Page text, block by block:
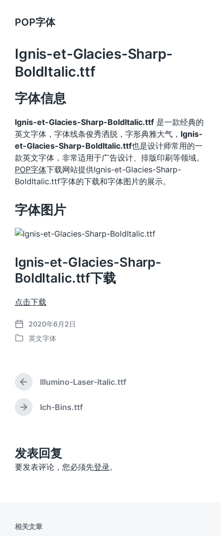
POP字体
Ignis-et-Glacies-Sharp-
BoldItalic.ttf
字体信息
Ignis-et-Glacies-Sharp-BoldItalic.ttf 是一款经典的
英文字体，字体线条俊秀洒脱，字形典雅大气， Ignis-
et-Glacies-Sharp-BoldItalic.ttf也是设计师常用的一
款英文字体，非常适用于广告设计、排版印刷等领域。
POP字体下载网站提供Ignis-et-Glacies-Sharp-
BoldItalic.ttf字体的下载和字体图片的展示。
字体图片
Ignis-et-Glacies-Sharp-
BoldItalic.ttf下载
点击下载
发
布
2020年6月2日
发
英文字体
上
篇
文
章
Illumino-Laser-Italic.ttf
下
：
Ich-Bins.ttf
发表回复
要发表评论，您必须先登录。
相关文章